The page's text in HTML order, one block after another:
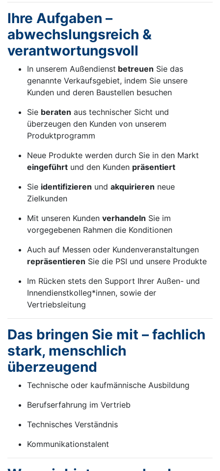
Ihre Aufgaben –
abwechslungsreich &
verantwortungsvoll
In unserem Außendienst betreuen Sie das
genannte Verkaufsgebiet, indem Sie unsere
Kunden und deren Baustellen besuchen
Sie beraten aus technischer Sicht und
überzeugen den Kunden von unserem
Produktprogramm
Neue Produkte werden durch Sie in den Markt
eingeführt und den Kunden präsentiert
Sie identifizieren und akquirieren neue
Zielkunden
Mit unseren Kunden verhandeln Sie im
vorgegebenen Rahmen die Konditionen
Auch auf Messen oder Kundenveranstaltungen
repräsentieren Sie die PSI und unsere Produkte
Im Rücken stets den Support Ihrer Außen- und
Innendienstkolleg*innen, sowie der
Vertriebsleitung
Das bringen Sie mit – fachlich
stark, menschlich
überzeugend
Technische oder kaufmännische Ausbildung
Berufserfahrung im Vertrieb
Technisches Verständnis
Kommunikationstalent